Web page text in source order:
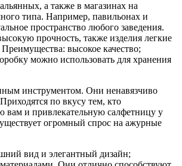
а также в магазинах на
типа. Например, павильонах и
пространство любого заведения.
прочность, также изделия легкие
высокое качество;
можно использовать для хранения
инструментом. Они ненавязчиво
по вкусу тем, кто
вам и привлекательную салфетницу у
огромный спрос на ажурные
вид и элегантный дизайн;